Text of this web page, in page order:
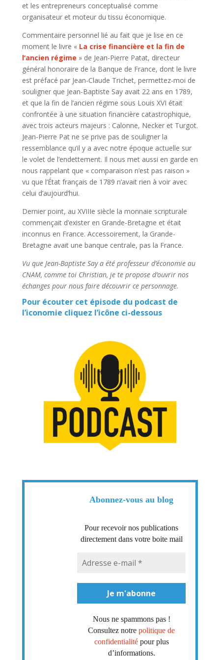
et les entrepreneurs conceptualisé comme
organisateur et moteur du tissu économique.
Commentaire personnel lié au fait que je lise en ce
moment le livre « La crise financière et la fin de
l’ancien régime » de Jean-Pierre Patat, directeur
général honoraire de la Banque de France, dont le livre
est préfacé par Jean-Claude Trichet, permettez-moi de
souligner que Jean-Baptiste Say avait 22 ans en 1789,
et que la fin de l’ancien régime sous Louis XVI était
confrontée à une situation financière catastrophique,
avec trois acteurs majeurs : Calonne, Necker et Turgot.
Jean-Pierre Pat ne se prive pas de souligner la
ressemblance qu’il y a avec notre époque actuelle sur
le volet de l’endettement. Il nous met aussi en garde en
nous rappelant que « comparaison n’est pas raison »
vu que l’État français de 1789 n’avait rien à voir avec
celui d’aujourd’hui.
Dernier point, au XVIIIe siècle la monnaie scripturale
commençait d’exister en Grande-Bretagne et était
inconnus en France. Accessoirement, la Grande-
Bretagne avait une banque centrale, pas la France.
Vu que Jean-Baptiste Say a été professeur d’économie au
CNAM, comme toi Christian, je te propose d’ouvrir nos
échanges pour nous faire découvrir ce personnage.
Pour écouter cet épisode du podcast de
l’iconomie cliquez l’icône ci-dessous
Abonnez-vous au blog
Pour recevoir nos publications
directement dans votre boite mail
Nous ne spammons pas !
Consultez notrepolitique de
confidentialitépour plus
d’informations.